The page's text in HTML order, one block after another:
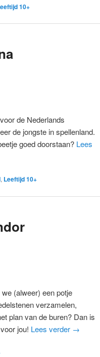
10+
de Nederlands
de jongste in spellenland.
goed doorstaan? Lees
, Leeftijd 10+
(alweer) een potje
verzamelen,
plan van de buren? Dan is
jou! Lees verder →